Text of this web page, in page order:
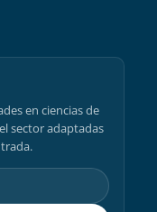
en ciencias de
sector adaptadas